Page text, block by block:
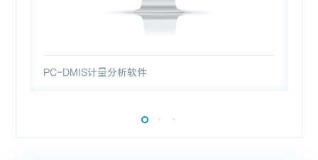
PC-DMIS计量分析软件